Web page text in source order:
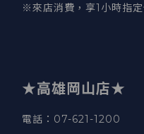
※來店消費，享1小時指定
★高雄岡山店★
電話：07-621-1200